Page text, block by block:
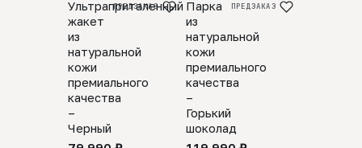
Ультраприталенный
жакет
из
натуральной
кожи
премиального
качества
–
Черный
ПРЕДЗАКАЗ
Парка
из
натуральной
кожи
премиального
качества
–
Горький
шоколад
ПРЕДЗАКАЗ